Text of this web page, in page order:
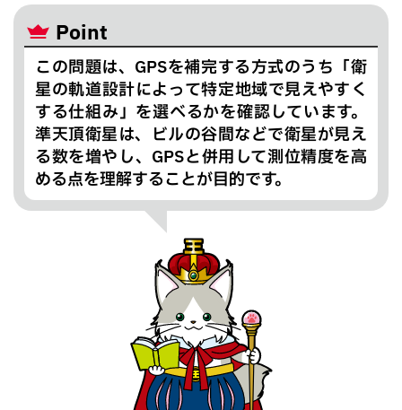
Point
この問題は、GPSを補完する方式のうち「衛
星の軌道設計によって特定地域で見えやすく
する仕組み」を選べるかを確認しています。
準天頂衛星は、ビルの谷間などで衛星が見え
る数を増やし、GPSと併用して測位精度を高
める点を理解することが目的です。